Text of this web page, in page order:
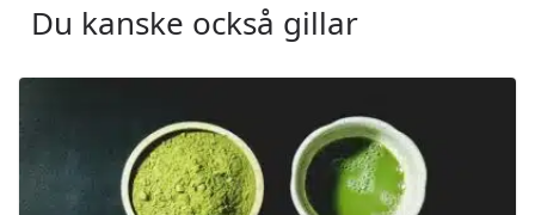
Du kanske också gillar